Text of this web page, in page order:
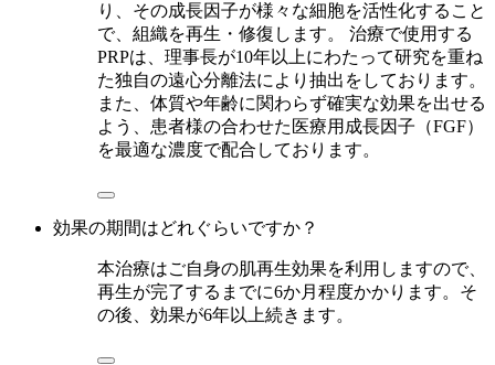
り、その成長因子が様々な細胞を活性化すること
で、組織を再生・修復します。 治療で使用する
PRPは、理事長が10年以上にわたって研究を重ね
た独自の遠心分離法により抽出をしております。
また、体質や年齢に関わらず確実な効果を出せる
よう、患者様の合わせた医療用成長因子（FGF）
を最適な濃度で配合しております。
効果の期間はどれぐらいですか？
本治療はご自身の肌再生効果を利用しますので、
再生が完了するまでに6か月程度かかります。そ
の後、効果が6年以上続きます。